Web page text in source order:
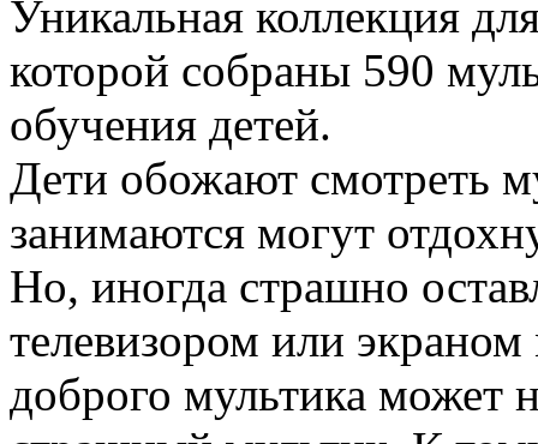
Уникальная коллекция
которой собраны 590
обучения детей.
Дети обожают смотреть
занимаются могут
Но, иногда страшно
телевизором или
доброго мультика может